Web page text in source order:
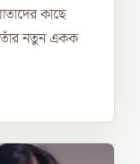
কাছে
তাঁর নতুন একক